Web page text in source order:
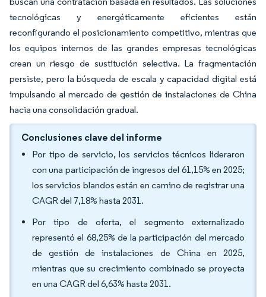
tecnológicas y energéticamente eficientes están
reconfigurando el posicionamiento competitivo, mientras que
los equipos internos de las grandes empresas tecnológicas
crean un riesgo de sustitución selectiva. La fragmentación
persiste, pero la búsqueda de escala y capacidad digital está
impulsando al mercado de gestión de instalaciones de China
hacia una consolidación gradual.
Conclusiones clave del informe
Por tipo de servicio, los servicios técnicos lideraron
con una participación de ingresos del 61,15% en 2025;
los servicios blandos están en camino de registrar una
CAGR del 7,18% hasta 2031.
Por tipo de oferta, el segmento externalizado
representó el 68,25% de la participación del mercado
de gestión de instalaciones de China en 2025,
mientras que su crecimiento combinado se proyecta
en una CAGR del 6,63% hasta 2031.